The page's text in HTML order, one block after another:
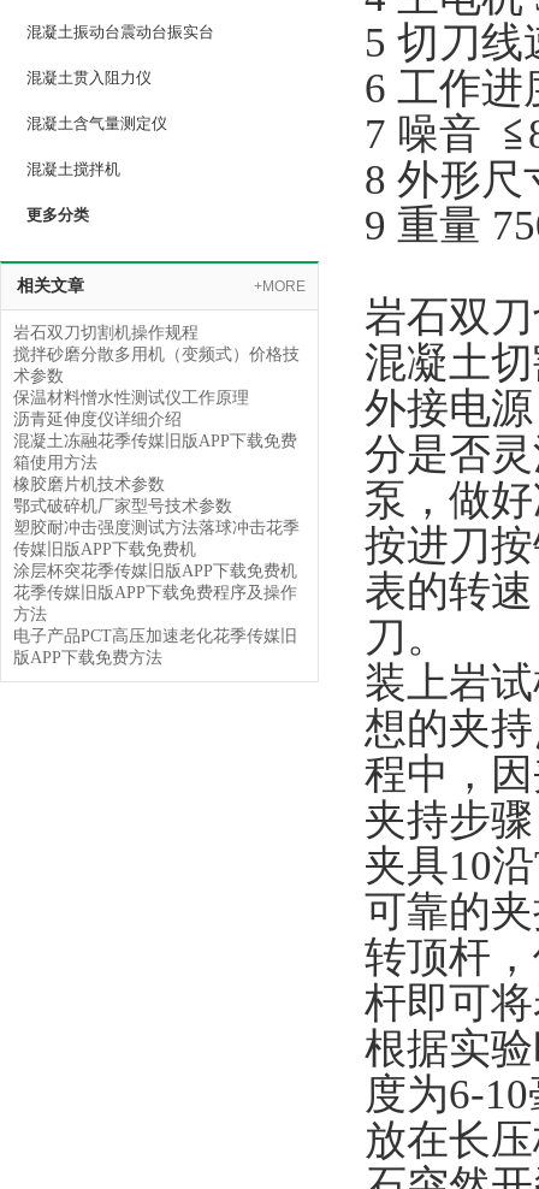
混凝土振动台震动台振实台
混凝土贯入阻力仪
混凝土含气量测定仪
混凝土搅拌机
更多分类
相关文章 +MORE
岩石双刀切割机操作规程
搅拌砂磨分散多用机（变频式）价格技
术参数
保温材料憎水性测试仪工作原理
沥青延伸度仪详细介绍
混凝土冻融花季传媒旧版APP下载免费
箱使用方法
橡胶磨片机技术参数
鄂式破碎机厂家型号技术参数
塑胶耐冲击强度测试方法落球冲击花季
传媒旧版APP下载免费机
涂层杯突花季传媒旧版APP下载免费机
花季传媒旧版APP下载免费程序及操作
方法
电子产品PCT高压加速老化花季传媒旧
版APP下载免费方法
5 切刀线
6 工作
7 噪音
8 外形尺
9 重量
岩石双
混凝土切
外接电源
分是否灵
泵，做
按进刀按
表的转速
刀。
装上岩试
想的夹持
程中
夹持步骤
夹具10沿
可靠的夹
转顶杆
杆即可将
根据实验
度为6-10毫
放在长